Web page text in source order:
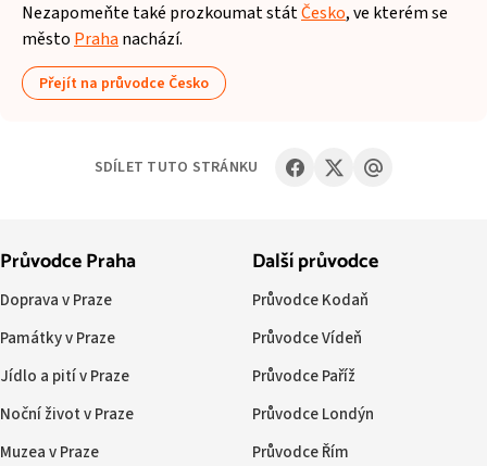
Nezapomeňte také prozkoumat státČesko, ve kterém se
město Praha nachází.
Přejít na průvodce Česko
SDÍLET TUTO STRÁNKU
Průvodce Praha
Doprava v Praze
Památky v Praze
Jídlo a pití v Praze
Noční život v Praze
Muzea v Praze
Další průvodce
Průvodce Kodaň
Průvodce Vídeň
Průvodce Paříž
Průvodce Londýn
Průvodce Řím